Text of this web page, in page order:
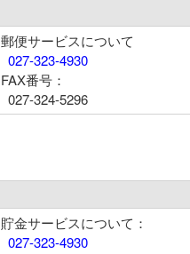
郵便サービスについて
027-323-4930
FAX番号：
027-324-5296
貯金サービスについて：
027-323-4930